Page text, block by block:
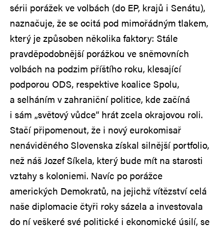
sérii porážek ve volbách (do EP, krajů i Senátu),
naznačuje, že se ocitá pod mimořádným tlakem,
který je způsoben několika faktory: Stále
pravděpodobnější porážkou ve sněmovních
volbách na podzim příštího roku, klesající
podporou ODS, respektive koalice Spolu,
a selháním v zahraniční politice, kde začíná
i sám „světový vůdce“ hrát zcela okrajovou roli.
Stačí připomenout, že i nový eurokomisař
nenáviděného Slovenska získal silnější portfolio,
než náš Jozef Síkela, který bude mít na starosti
vztahy s koloniemi. Navíc po porážce
amerických Demokratů, na jejichž vítězství celá
naše diplomacie čtyři roky sázela a investovala
do ní veškeré své politické i ekonomické úsilí, se